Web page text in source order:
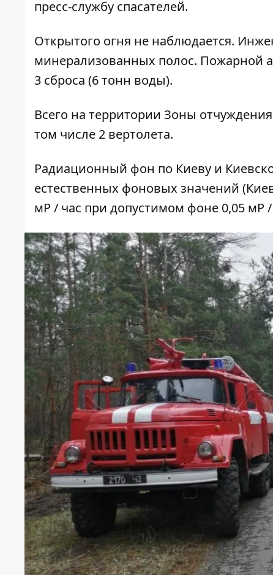
пресс-службу спасателей.
Открытого огня не наблюдается.
минерализованных полос. Пожарной
3 сброса (6 тонн воды).
Всего на территории Зоны
том числе 2 вертолета.
Радиационный фон по Киеву и
естественных фоновых значений
мР / час при допустимом фоне 0,05 мР /